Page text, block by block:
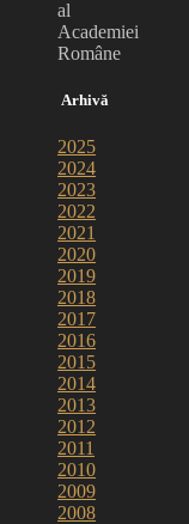
al
Academiei
Române
Arhivă
2025
2024
2023
2022
2021
2020
2019
2018
2017
2016
2015
2014
2013
2012
2011
2010
2009
2008